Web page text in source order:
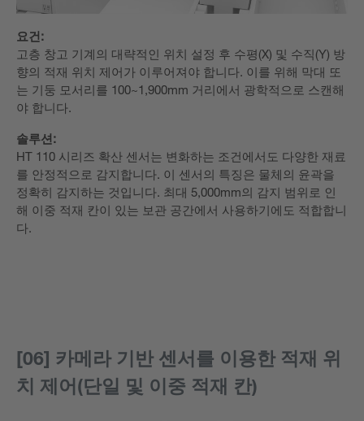
요건:
고층 창고 기계의 대략적인 위치 설정 후 수평(X) 및 수직(Y) 방
향의 적재 위치 제어가 이루어져야 합니다. 이를 위해 막대 또
는 기둥 모서리를 100~1,900mm 거리에서 광학적으로 스캔해
야 합니다.
솔루션:
HT 110 시리즈 확산 센서는 변화하는 조건에서도 다양한 재료
를 안정적으로 감지합니다. 이 센서의 특징은 물체의 윤곽을
정확히 감지하는 것입니다. 최대 5,000mm의 감지 범위로 인
해 이중 적재 칸이 있는 보관 공간에서 사용하기에도 적합합니
다.
[06] 카메라 기반 센서를 이용한 적재 위
치 제어(단일 및 이중 적재 칸)